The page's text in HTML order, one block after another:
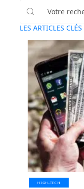
LES ARTICLES CLÉS
HIGH-TECH